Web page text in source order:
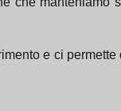
e ci